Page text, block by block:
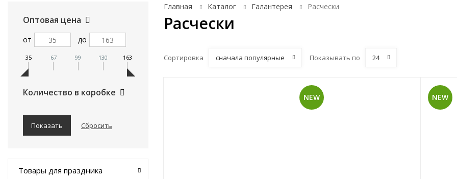
Оптовая цена
от до
35 67 99 130 163
Количество в коробке
Товары для праздника
Главная Каталог Галантерея Расчески
Расчески
Сортировка сначала популярные Показывать по 24
NEW NEW